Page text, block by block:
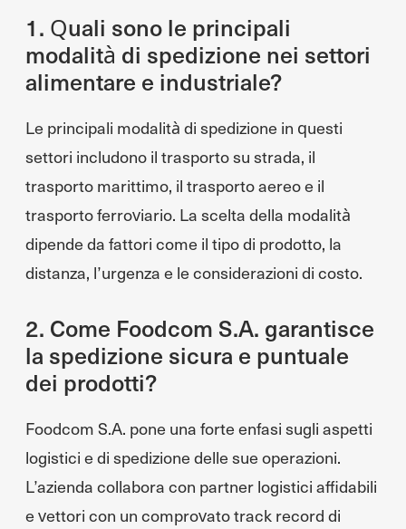
1. Quali sono le principali
modalità di spedizione nei settori
alimentare e industriale?
Le principali modalità di spedizione in questi
settori includono il trasporto su strada, il
trasporto marittimo, il trasporto aereo e il
trasporto ferroviario. La scelta della modalità
dipende da fattori come il tipo di prodotto, la
distanza, l’urgenza e le considerazioni di costo.
2. Come Foodcom S.A. garantisce
la spedizione sicura e puntuale
dei prodotti?
Foodcom S.A. pone una forte enfasi sugli aspetti
logistici e di spedizione delle sue operazioni.
L’azienda collabora con partner logistici affidabili
e vettori con un comprovato track record di